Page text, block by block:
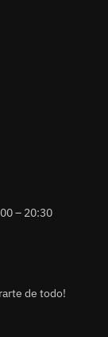
– 20:30
de todo!